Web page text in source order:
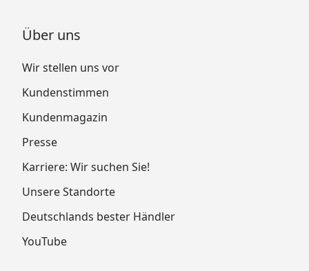
Über uns
Wir stellen uns vor
Kundenstimmen
Kundenmagazin
Presse
Karriere: Wir suchen Sie!
Unsere Standorte
Deutschlands bester Händler
YouTube